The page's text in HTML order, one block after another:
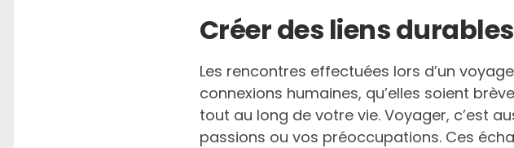
Créer des liens durables
Les rencontres effectuées lors d’un
connexions humaines, qu’elles soient
tout au long de votre vie. Voyager, c’est
passions ou vos préoccupations. Ces